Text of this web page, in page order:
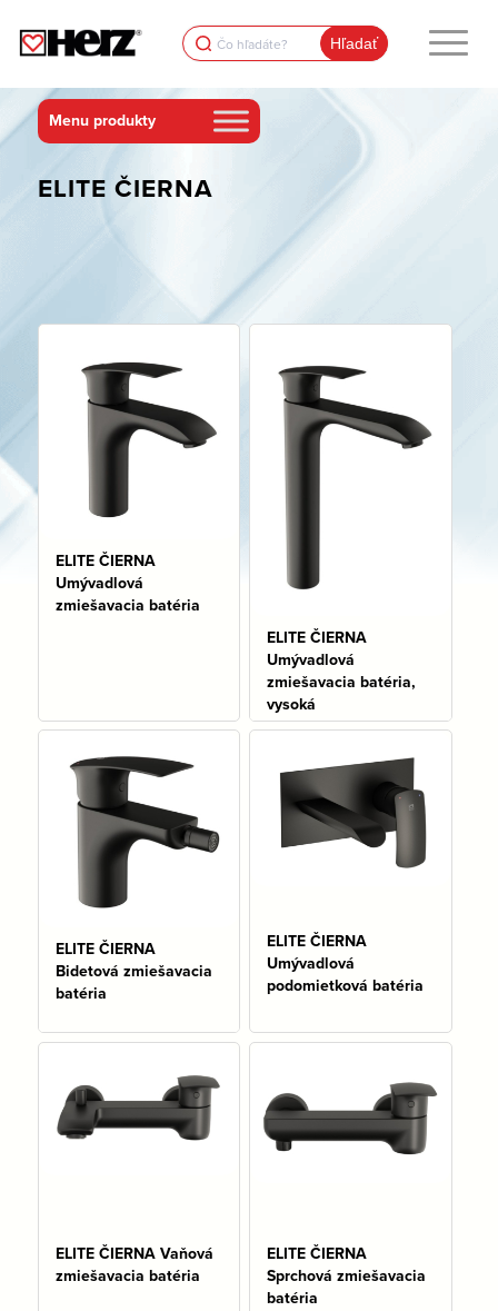
Search
for:
ELITE ČIERNA
ELITE ČIERNA
Umývadlová
zmiešavacia batéria
ELITE ČIERNA
Umývadlová
zmiešavacia batéria,
vysoká
ELITE ČIERNA
Bidetová zmiešavacia
batéria
ELITE ČIERNA
Umývadlová
podomietková batéria
ELITE ČIERNA Vaňová
zmiešavacia batéria
ELITE ČIERNA
Sprchová zmiešavacia
batéria